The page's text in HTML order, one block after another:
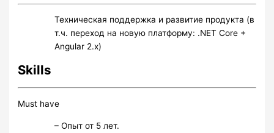
Техническая поддержка и развитие продукта (в
т.ч. переход на новую платформу: .NET Core +
Angular 2.x)
Skills
Must have
– Опыт от 5 лет.